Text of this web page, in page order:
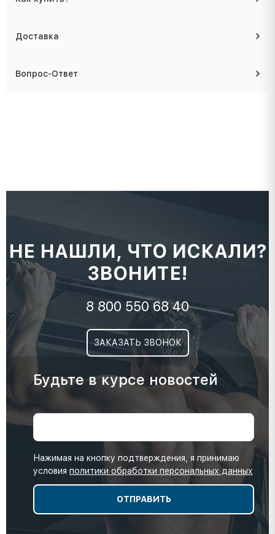
Доставка
Вопрос-Ответ
НЕ НАШЛИ, ЧТО ИСКАЛИ?
ЗВОНИТЕ!
8 800 550 68 40
ЗАКАЗАТЬ ЗВОНОК
Будьте в курсе новостей
Нажимая на кнопку подтверждения, я принимаю
условия политики обработки персональных данных